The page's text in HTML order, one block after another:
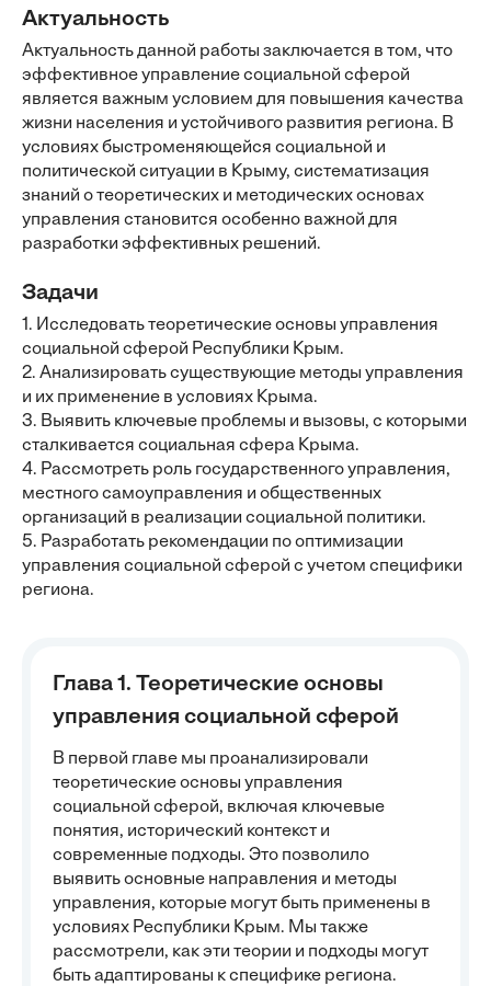
Актуальность
Актуальность данной работы заключается в том, что
эффективное управление социальной сферой
является важным условием для повышения качества
жизни населения и устойчивого развития региона. В
условиях быстроменяющейся социальной и
политической ситуации в Крыму, систематизация
знаний о теоретических и методических основах
управления становится особенно важной для
разработки эффективных решений.
Задачи
1. Исследовать теоретические основы управления
социальной сферой Республики Крым.
2. Анализировать существующие методы управления
и их применение в условиях Крыма.
3. Выявить ключевые проблемы и вызовы, с которыми
сталкивается социальная сфера Крыма.
4. Рассмотреть роль государственного управления,
местного самоуправления и общественных
организаций в реализации социальной политики.
5. Разработать рекомендации по оптимизации
управления социальной сферой с учетом специфики
региона.
Глава 1. Теоретические основы
управления социальной сферой
В первой главе мы проанализировали
теоретические основы управления
социальной сферой, включая ключевые
понятия, исторический контекст и
современные подходы. Это позволило
выявить основные направления и методы
управления, которые могут быть применены в
условиях Республики Крым. Мы также
рассмотрели, как эти теории и подходы могут
быть адаптированы к специфике региона.